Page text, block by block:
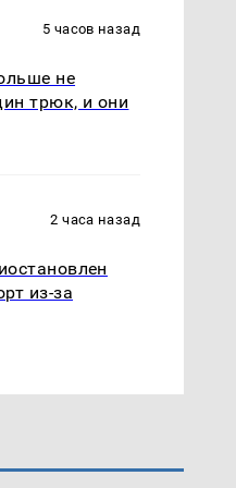
5 часов назад
не
трюк, и они
2 часа назад
из-за